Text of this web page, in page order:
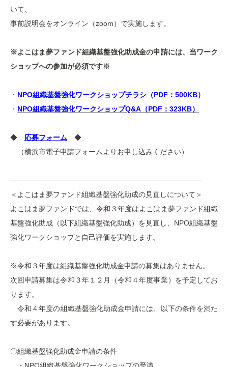
いて、
事前説明会をオンライン（zoom）で実施します。
※よこはま夢ファンド組織基盤強化助成金の申請には、当ワーク
ショップへの参加が必須です※
・ NPO組織基盤強化ワークショップチラシ（PDF：500KB）
・ NPO組織基盤強化ワークショップQ&A（PDF：323KB）
◆ 応募フォーム ◆
（横浜市電子申請フォームよりお申し込みください）
———————————————————————————
＜よこはま夢ファンド組織基盤強化助成の見直しについて＞
よこはま夢ファンドでは、令和３年度はよこはま夢ファンド組織
基盤強化助成（以下組織基盤強化助成）を見直し、 NPO組織基盤
強化ワークショップと自己評価を実施します。
※令和３年度は組織基盤強化助成金申請の募集はありません。
次回申請募集は令和３年１２月（令和４年度事業）を予定 してお
ります。
令和４年度の組織基盤強化助成金申請には、以下の条件を満た
す必要があります。
〇組織基盤強化助成金申請の条件